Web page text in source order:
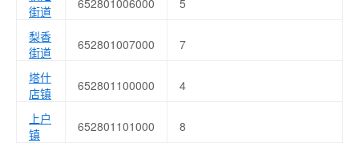
街道
652801006000 5
梨香
街道
652801007000 7
塔什
店镇
652801100000 4
上户
镇
652801101000 8